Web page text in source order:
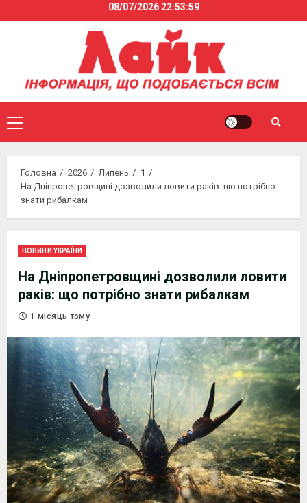
to
08/07/2026 22:53:59
Primary
Menu
Головна 2026 Липень
1
На Дніпропетровщині дозволили ловити раків: що потрібно
знати рибалкам
НОВИНИ УКРАЇНИ
На Дніпропетровщині дозволили ловити
раків: що потрібно знати рибалкам
1 місяць тому